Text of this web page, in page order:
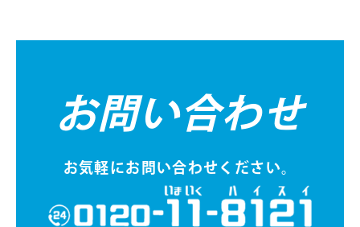
お問い合わせ
お気軽にお問い合わせください。